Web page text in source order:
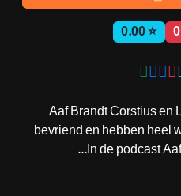
⭐ 0.00
Aaf Brandt Corstius en
bevriend en hebben heel
In de podcast